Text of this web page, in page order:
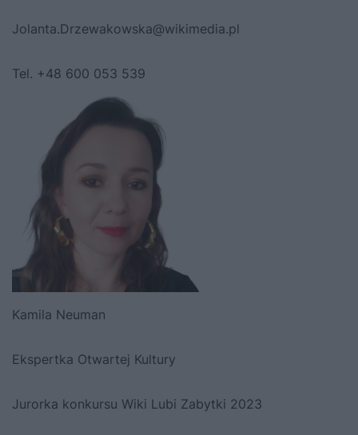
Jolanta.Drzewakowska@wikimedia.pl
Tel. +48 600 053 539
Kamila Neuman
Ekspertka Otwartej Kultury
Jurorka konkursu Wiki Lubi Zabytki 2023